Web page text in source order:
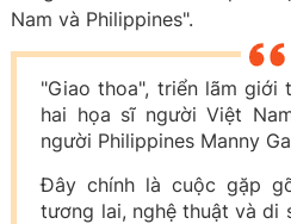
Nam và Philippines".
"Giao thoa", triển lãm giới
hai họa sĩ người Việt
người Philippines Manny
Đây chính là cuộc gặp
tương lai, nghệ thuật và di